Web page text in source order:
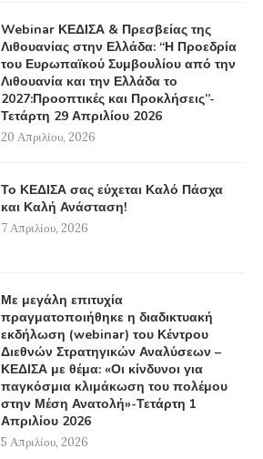
Webinar ΚΕΔΙΣΑ & Πρεσβείας της
Λιθουανίας στην Ελλάδα: “Η Προεδρία
του Ευρωπαϊκού Συμβουλίου από την
Λιθουανία και την Ελλάδα το
2027:Προοπτικές και Προκλήσεις”-
Τετάρτη 29 Απριλίου 2026
20 Απριλίου, 2026
Το ΚΕΔΙΣΑ σας εύχεται Καλό Πάσχα
και Καλή Ανάσταση!
7 Απριλίου, 2026
Με μεγάλη επιτυχία
πραγματοποιήθηκε η διαδικτυακή
εκδήλωση (webinar) του Κέντρου
Διεθνών Στρατηγικών Αναλύσεων –
ΚΕΔΙΣΑ με θέμα: «Οι κίνδυνοι για
παγκόσμια κλιμάκωση του πολέμου
στην Μέση Ανατολή»-Τετάρτη 1
Απριλίου 2026
5 Απριλίου, 2026